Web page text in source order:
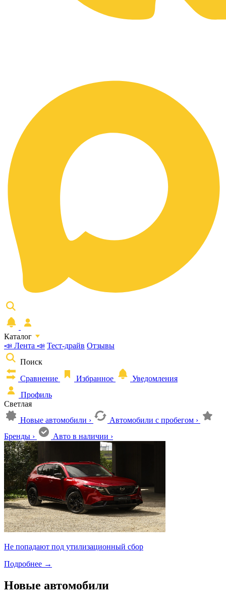
Каталог
📣 Лента 📣 Тест-драйв Отзывы
Поиск
Сравнение
Избранное
Уведомления
Профиль
Светлая
Новые автомобили › Автомобили с пробегом ›
Бренды › Авто в наличии ›
Не попадают под утилизационный сбор
Подробнее →
Новые автомобили